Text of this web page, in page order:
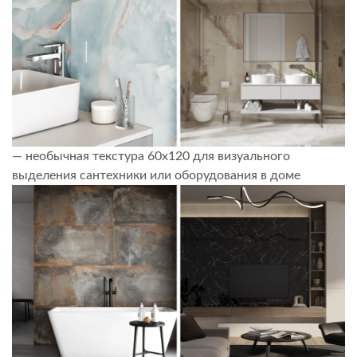
— необычная текстура 60х120 для визуального
выделения сантехники или оборудования в доме